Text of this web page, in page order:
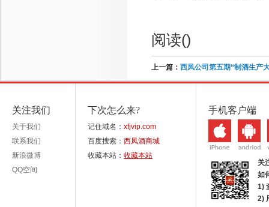
阅读()
上一篇： 西凤公司第五期“制酒生产
关注我们
关于我们
联系我们
新浪微博
QQ空间
下次怎么来?
记住域名： xfjvip.com
百度搜索： 西凤酒商城
收藏本站： 收藏本站
手机客户端
关
如
1)
2)